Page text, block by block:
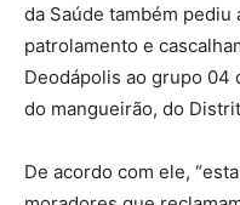
da Saúde também
patrolamento e
Deodápolis ao grupo 04
do mangueirão, do
De acordo com ele,